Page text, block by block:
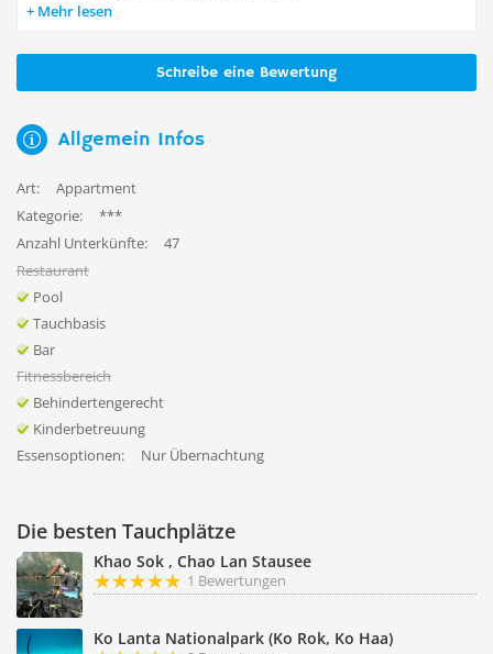
Mehr lesen
Schreibe eine Bewertung
Allgemein Infos
Art:
Appartment
Kategorie:
***
Anzahl Unterkünfte:
47
Restaurant
Pool
Tauchbasis
Bar
Fitnessbereich
Behindertengerecht
Kinderbetreuung
Essensoptionen:
Nur Übernachtung
Die besten Tauchplätze
Khao Sok , Chao Lan Stausee
1 Bewertungen
Ko Lanta Nationalpark (Ko Rok, Ko Haa)